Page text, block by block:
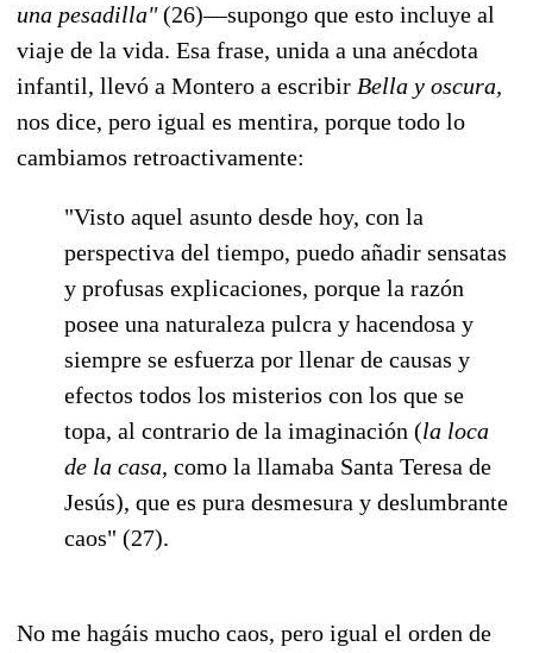
una pesadilla"(26)—supongo que esto incluye al
viaje de la vida. Esa frase, unida a una anécdota
infantil, llevó a Montero a escribir Bella y oscura,
nos dice, pero igual es mentira, porque todo lo
cambiamos retroactivamente:
"Visto aquel asunto desde hoy, con la
perspectiva del tiempo, puedo añadir sensatas
y profusas explicaciones, porque la razón
posee una naturaleza pulcra y hacendosa y
siempre se esfuerza por llenar de causas y
efectos todos los misterios con los que se
topa, al contrario de la imaginación (la loca
de la casa, como la llamaba Santa Teresa de
Jesús), que es pura desmesura y deslumbrante
caos" (27).
No me hagáis mucho caos, pero igual el orden de